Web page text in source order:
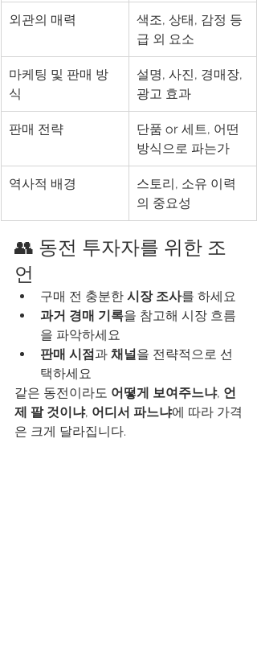
외관의 매력
색조, 상태, 감정 등
급 외 요소
마케팅 및 판매 방
식
설명, 사진, 경매장,
광고 효과
판매 전략
단품 or 세트, 어떤
방식으로 파는가
역사적 배경
스토리, 소유 이력
의 중요성
👥 동전 투자자를 위한 조
언
구매 전 충분한 시장 조사를 하세요
과거 경매 기록을 참고해 시장 흐름
을 파악하세요
판매 시점과 채널을 전략적으로 선
택하세요
같은 동전이라도 어떻게 보여주느냐, 언
제 팔 것이냐, 어디서 파느냐에 따라 가격
은 크게 달라집니다.